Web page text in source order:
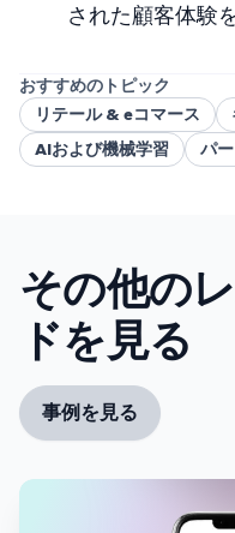
された顧客体験
おすすめのトピック
リテール & eコマース
AIおよび機械学習
パ
その他の
ドを見る
事例を見る